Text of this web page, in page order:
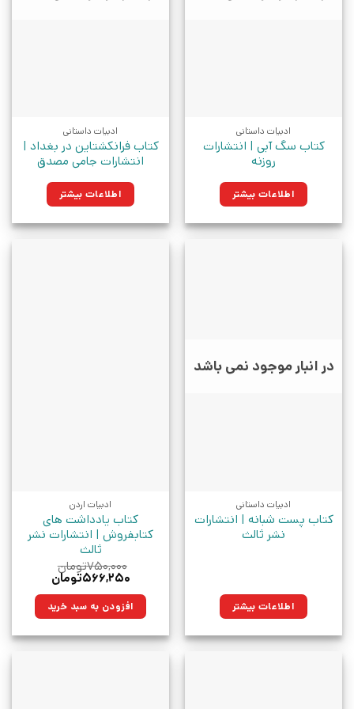
ادبیات داستانی
کتاب سگ آبی | انتشارات
روزنه
اطلاعات بیشتر
ادبیات داستانی
کتاب فرانکشتاین در بغداد |
انتشارات جامی مصدق
اطلاعات بیشتر
در انبار موجود نمی باشد
ادبیات داستانی
کتاب پست شبانه | انتشارات
نشر ثالث
اطلاعات بیشتر
ادبیات اردن
کتاب یادداشت های
کتابفروش | انتشارات نشر
ثالث
۷۵۰,۰۰۰تومان
قیمت
۷۵۰,۰۰۰تومان
بود.
۵۶۶,۲۵۰تومان
۵۶۶,۲۵۰تومان.افزودن به سبد خرید